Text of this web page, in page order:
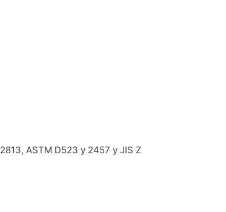
ASTM D523 y 2457 y JIS Z